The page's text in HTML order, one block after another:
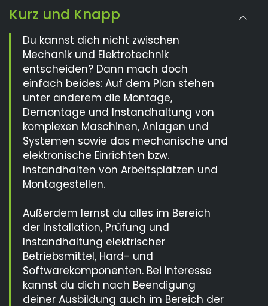
Kurz und Knapp
Du kannst dich nicht zwischen
Mechanik und Elektrotechnik
entscheiden? Dann mach doch
einfach beides: Auf dem Plan stehen
unter anderem die Montage,
Demontage und Instandhaltung von
komplexen Maschinen, Anlagen und
Systemen sowie das mechanische und
elektronische Einrichten bzw.
Instandhalten von Arbeitsplätzen und
Montagestellen.
Außerdem lernst du alles im Bereich
der Installation, Prüfung und
Instandhaltung elektrischer
Betriebsmittel, Hard- und
Softwarekomponenten. Bei Interesse
kannst du dich nach Beendigung
deiner Ausbildung auch im Bereich der